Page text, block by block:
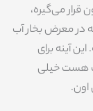
قرار می‌گیره،
در معرض بخار آب
آینه برای
هست خیلی